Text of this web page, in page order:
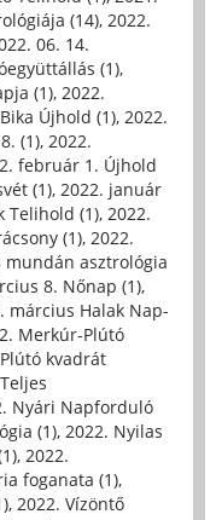
(14), 2022.
06. 14.
(1),
(1), 2022.
Újhold (1), 2022.
(1), 2022.
február 1. Újhold
(1), 2022. január
Telihold (1), 2022.
(1), 2022.
mundán asztrológia
8. Nőnap (1),
március Halak Nap-
Merkúr-Plútó
kvadrát
Nyári Napforduló
(1), 2022. Nyilas
, 2022.
foganata (1),
, 2022. Vízöntő